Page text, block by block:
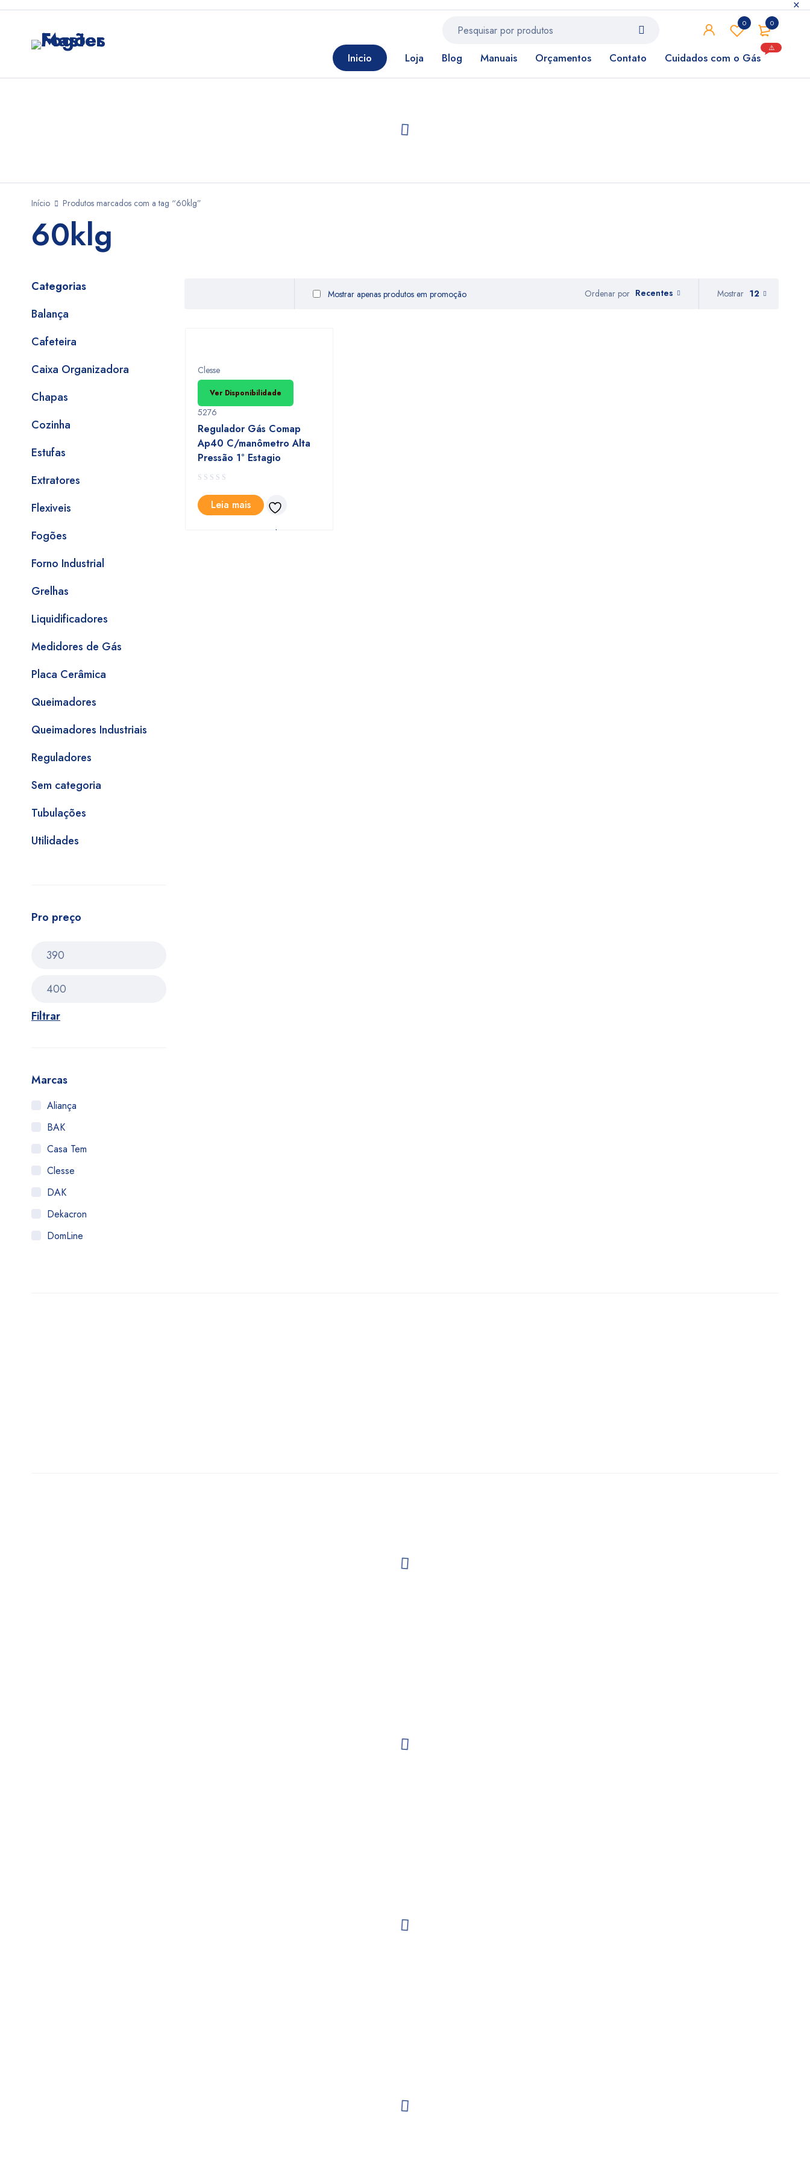
0
0
Inicio Loja Blog Manuais Orçamentos Contato Cuidados com o Gás
⚠️
Início Produtos marcados com a tag “60klg”
60klg
Categorias
Balança
Cafeteira
Caixa Organizadora
Chapas
Cozinha
Estufas
Extratores
Flexiveis
Fogões
Forno Industrial
Grelhas
Liquidificadores
Medidores de Gás
Placa Cerâmica
Queimadores
Queimadores Industriais
Reguladores
Sem categoria
Tubulações
Utilidades
Pro preço
Filtrar
Marcas
Aliança
BAK
Casa Tem
Clesse
DAK
Dekacron
DomLine
Ordenar por Recentes
Mostrar apenas produtos em promoção Mostrar 12
Clesse
Ver Disponibilidade
5276
Regulador Gás Comap
Ap40 C/manômetro Alta
Pressão 1° Estagio
Leia mais